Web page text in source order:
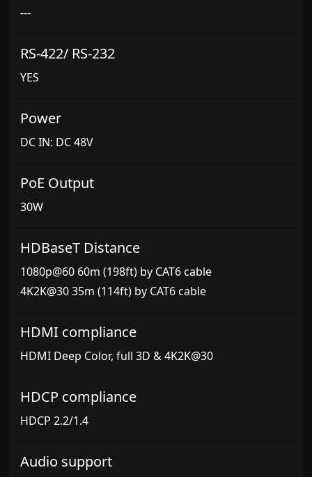
---
RS-422/ RS-232
YES
Power
DC IN: DC 48V
PoE Output
30W
HDBaseT Distance
1080p@60 60m (198ft) by CAT6 cable
4K2K@30 35m (114ft) by CAT6 cable
HDMI compliance
HDMI Deep Color, full 3D & 4K2K@30
HDCP compliance
HDCP 2.2/1.4
Audio support